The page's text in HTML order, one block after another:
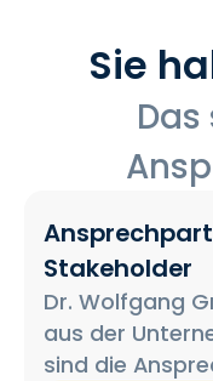
Sie
Stakeholder
Dr. Wolfgang
aus der
sind die